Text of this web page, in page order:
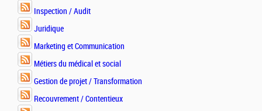
Inspection / Audit
Juridique
Marketing et Communication
Métiers du médical et social
Gestion de projet / Transformation
Recouvrement / Contentieux